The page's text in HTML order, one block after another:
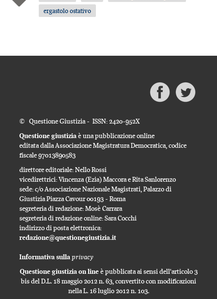
ergastolo ostativo
© Questione Giustizia - ISSN: 2420-952X
Questione giustiziaè una pubblicazione online
editata dalla Associazione Magistratura Democratica, codice
fiscale 97013890583
direttore editoriale: Nello Rossi
vicedirettrici: Vincenza (Ezia) Maccora e Rita Sanlorenzo
sede: c/o Associazione Nazionale Magistrati, Palazzo di
Giustizia Piazza Cavour 00193 - Roma
segreteria di redazione: Mosè Carrara
segreteria di redazione online: Sara Cocchi
indirizzo di posta elettronica:
redazione@questionegiustizia.it
Informativa sullaprivacy
Questione giustizia on lineè pubblicata ai sensi dell'articolo 3
bis del D.L. 18 maggio 2012 n. 63, convertito con modificazioni
nella L. 16 luglio 2012 n. 103.